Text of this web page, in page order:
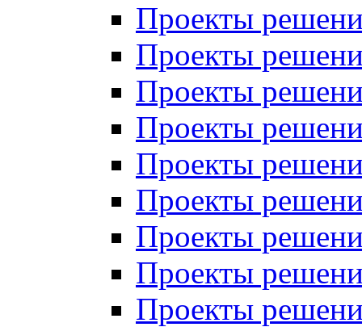
Проекты
Проекты
Проекты
Проекты
Проекты
Проекты
Проекты
Проекты
Проекты